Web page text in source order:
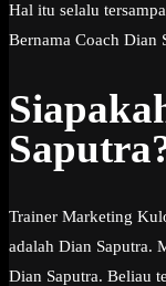
Hal itu selalu
Bernama Coach Dian
Trainer Marketing
adalah Dian Saputra.
Dian Saputra. Beliau